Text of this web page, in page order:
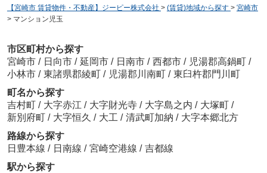
【宮崎市 賃貸物件・不動産】ジーピー株式会社 > (賃貸)地域から探す > 宮崎市
> マンション児玉
市区町村から探す
宮崎市 / 日向市 / 延岡市 / 日南市 / 西都市 / 児湯郡高鍋町 /
小林市 / 東諸県郡綾町 / 児湯郡川南町 / 東臼杵郡門川町
町名から探す
吉村町 / 大字赤江 / 大字財光寺 / 大字島之内 / 大塚町 /
新別府町 / 大字恒久 / 大工 / 清武町加納 / 大字本郷北方
路線から探す
日豊本線 / 日南線 / 宮崎空港線 / 吉都線
駅から探す